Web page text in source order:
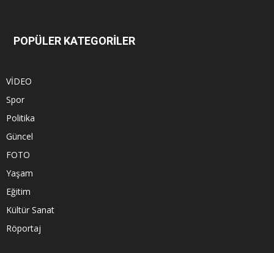
POPÜLER KATEGORİLER
VİDEO
Spor
Politika
Güncel
FOTO
Yaşam
Eğitim
Kültür Sanat
Röportaj